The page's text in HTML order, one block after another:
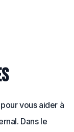
vous aider à
Dans le